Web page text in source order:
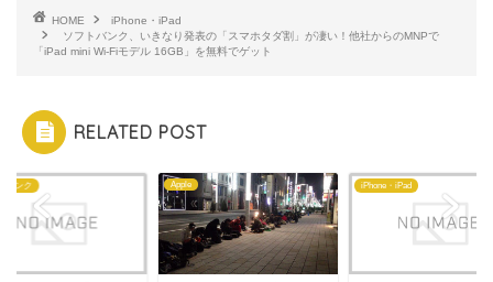
HOME
iPhone・iPad
ソフトバンク、いきなり発表の「スマホタダ割」が凄い！他社からのMNPで
「iPad mini Wi-Fiモデル 16GB」を無料でゲット
RELATED POST
バンク Apple iPhone・iPad